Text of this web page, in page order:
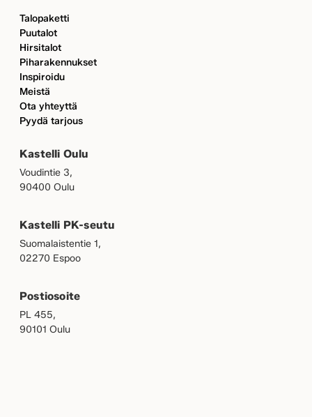
Talopaketti
Puutalot
Hirsitalot
Piharakennukset
Inspiroidu
Meistä
Ota yhteyttä
Pyydä tarjous
Kastelli Oulu
Voudintie 3,
90400 Oulu
Kastelli PK-seutu
Suomalaistentie 1,
02270 Espoo
Postiosoite
PL 455,
90101 Oulu